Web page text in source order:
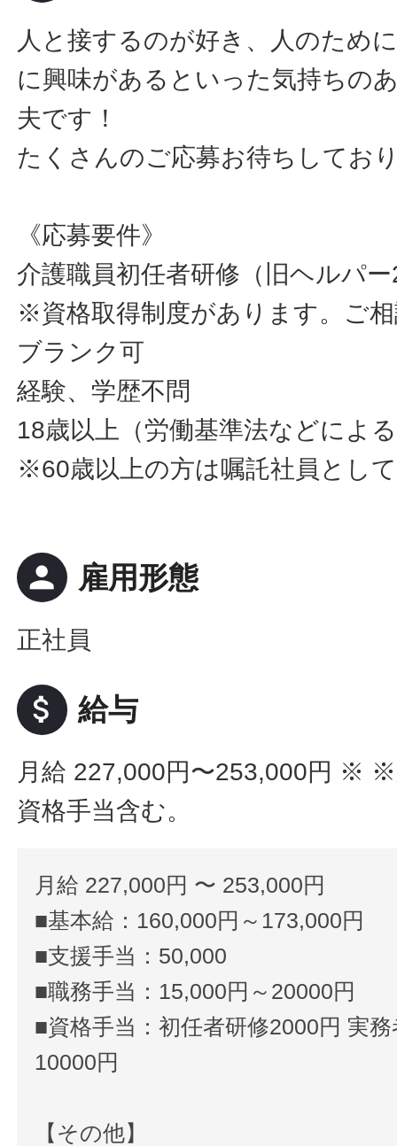
人と接するのが好き、人のため
に興味があるといった気持ちの
夫です！
たくさんのご応募お待ちしてお
《応募要件》
介護職員初任者研修（旧ヘルパ
※資格取得制度があります。ご
ブランク可
経験、学歴不問
18歳以上（労働基準法などによ
※60歳以上の方は嘱託社員とし
person 雇用形態
正社員
attach_money 給与
月給 227,000円〜253,000円 ※ ※
資格手当含む。
月給 227,000円 〜 253,000円
■基本給：160,000円～173,000円
■支援手当：50,000
■職務手当：15,000円～20000円
■資格手当：初任者研修2000円 実
10000円
【その他】